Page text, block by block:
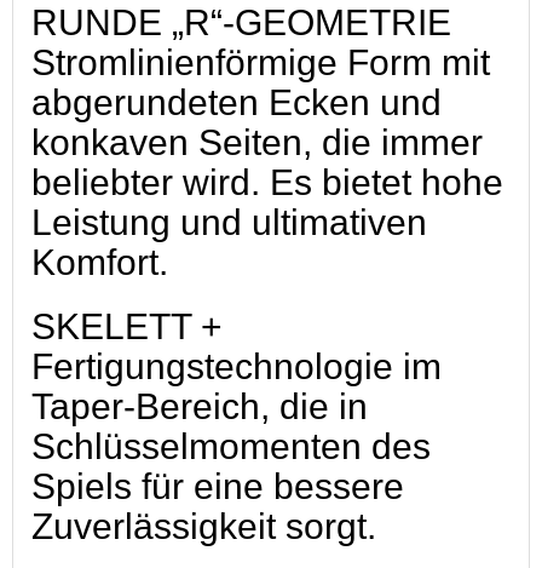
RUNDE „R“-GEOMETRIE
Stromlinienförmige Form mit
abgerundeten Ecken und
konkaven Seiten, die immer
beliebter wird. Es bietet hohe
Leistung und ultimativen
Komfort.
SKELETT +
Fertigungstechnologie im
Taper-Bereich, die in
Schlüsselmomenten des
Spiels für eine bessere
Zuverlässigkeit sorgt.